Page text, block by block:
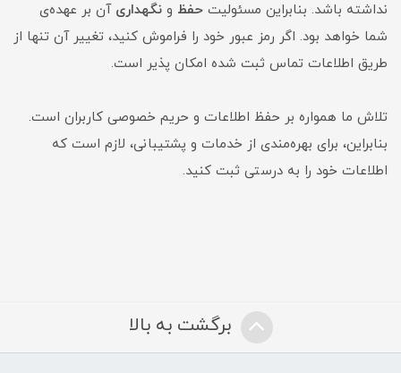
نداشته باشد. بنابراین مسئولیت حفظ و نگهداری آن بر عهده‌ی
شما خواهد بود. اگر رمز عبور خود را فراموش کنید، تغییر آن تنها از
طریق اطلاعات تماس ثبت شده امکان پذیر است.
تلاش ما همواره بر حفظ اطلاعات و حریم خصوصی کاربران است.
بنابراین، برای بهره‌مندی از خدمات و پشتیبانی، لازم است که
اطلاعات خود را به درستی ثبت کنید.
برگشت به بالا